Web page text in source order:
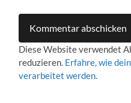
Diese Website verwendet
reduzieren. Erfahre, wie
verarbeitet werden.